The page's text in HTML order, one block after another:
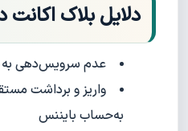
دلایل بلاک اکانت
عدم سرویس‌دهی به
واریز و برداشت
به‌حساب بایننس